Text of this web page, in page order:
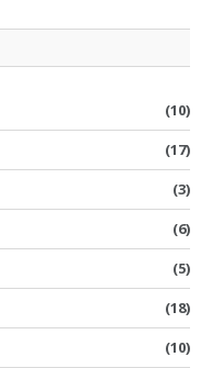
(10)
(17)
(3)
(6)
(5)
(18)
(10)